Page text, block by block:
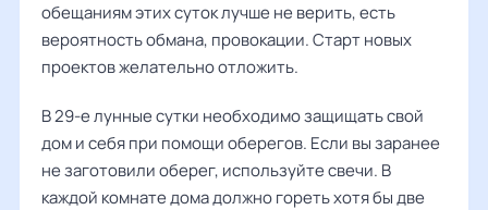
обещаниям этих суток лучше не верить, есть
вероятность обмана, провокации. Старт новых
проектов желательно отложить.
В 29-е лунные сутки необходимо защищать свой
дом и себя при помощи оберегов. Если вы заранее
не заготовили оберег, используйте свечи. В
каждой комнате дома должно гореть хотя бы две